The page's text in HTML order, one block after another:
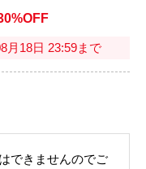
月18日 23:59まで
できませんのでご